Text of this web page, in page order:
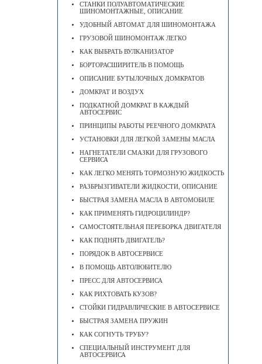
СТАНКИ ПОЛУАВТОМАТИЧЕСКИЕ
ШИНОМОНТАЖНЫЕ, ОПИСАНИЕ
УДОБНЫЙ АВТОМАТ ДЛЯ ШИНОМОНТАЖА
ГРУЗОВОЙ ШИНОМОНТАЖ ЛЕГКО
КАК ВЫБРАТЬ ВУЛКАНИЗАТОР
БОРТОРАСШИРИТЕЛЬ В ПОМОЩЬ
ОПИСАНИЕ БУТЫЛОЧНЫХ ДОМКРАТОВ
ДОМКРАТ И ВОЗДУХ
ПОДКАТНОЙ ДОМКРАТ В КАЖДЫЙ
АВТОСЕРВИС
ПРИНЦИПЫ РАБОТЫ РЕЕЧНОГО ДОМКРАТА
УСТАНОВКИ ДЛЯ ЛЕГКОЙ ЗАМЕНЫ МАСЛА
НАГНЕТАТЕЛИ СМАЗКИ ДЛЯ ГРУЗОВОГО
СЕРВИСА
КАК ЛЕГКО МЕНЯТЬ ТОРМОЗНУЮ ЖИДКОСТЬ
РАЗБРЫЗГИВАТЕЛИ ЖИДКОСТИ, ОПИСАНИЕ
БЫСТРАЯ ЗАМЕНА МАСЛА В АВТОМОБИЛЕ
КАК ПРИМЕНЯТЬ ГИДРОЦИЛИНДР?
САМОСТОЯТЕЛЬНАЯ ПЕРЕБОРКА ДВИГАТЕЛЯ
КАК ПОДНЯТЬ ДВИГАТЕЛЬ?
ПОРЯДОК В АВТОСЕРВИСЕ
В ПОМОЩЬ АВТОЛЮБИТЕЛЮ
ПРЕСС ДЛЯ АВТОСЕРВИСА
КАК РИХТОВАТЬ КУЗОВ?
СТОЙКИ ГИДРАВЛИЧЕСКИЕ В АВТОСЕРВИСЕ
БЫСТРАЯ ЗАМЕНА ПРУЖИН
КАК СОГНУТЬ ТРУБУ?
СПЕЦИАЛЬНЫЙ ИНСТРУМЕНТ ДЛЯ
АВТОСЕРВИСА